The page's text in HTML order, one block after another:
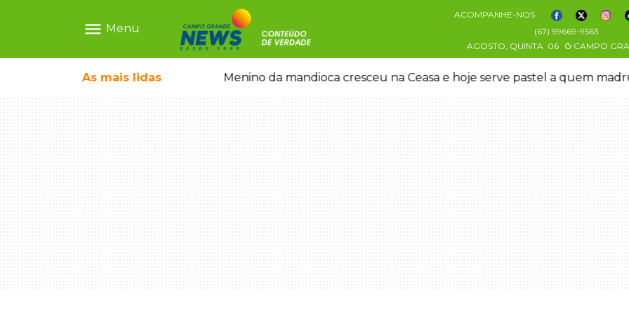
menu Menu
ACOMPANHE-NOS
(67) 99669-9563
AGOSTO, QUINTA 06 CAMPO
As mais lidas
não reconhece o filho queimado Menino da mandioca cresceu na Ceasa e hoje serve pastel a quem